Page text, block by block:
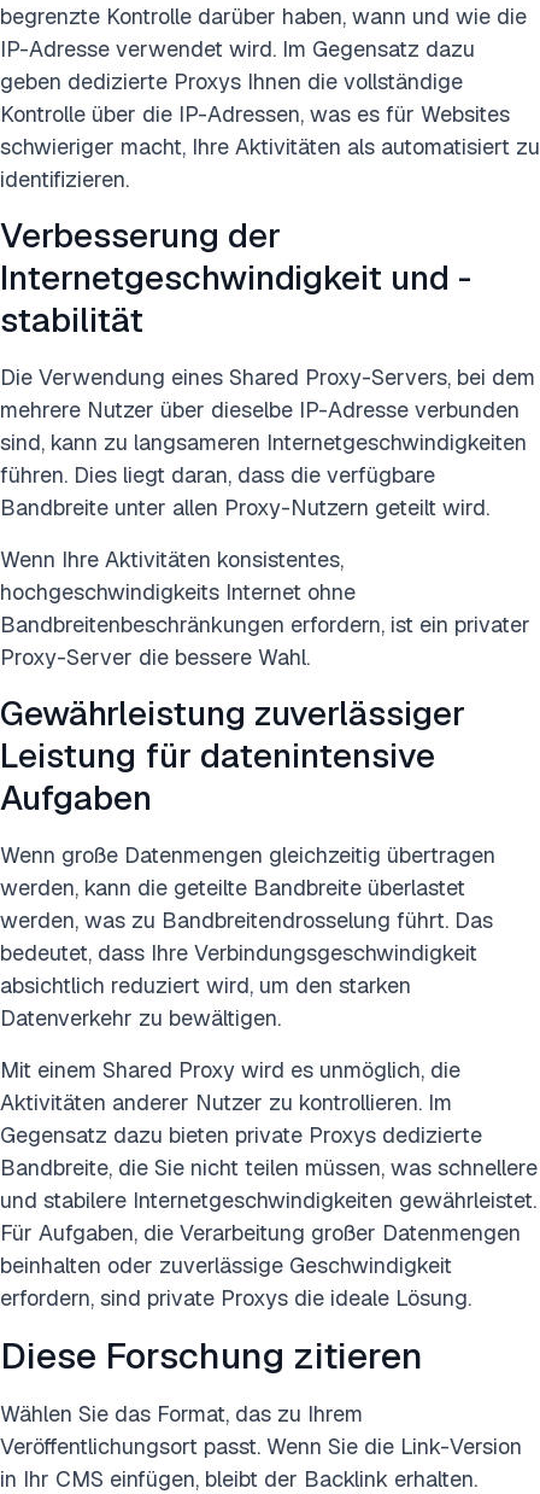
begrenzte Kontrolle darüber haben, wann und wie die
IP-Adresse verwendet wird. Im Gegensatz dazu
geben dedizierte Proxys Ihnen die vollständige
Kontrolle über die IP-Adressen, was es für Websites
schwieriger macht, Ihre Aktivitäten als automatisiert zu
identifizieren.
Verbesserung der
Internetgeschwindigkeit und -
stabilität
Die Verwendung eines Shared Proxy-Servers, bei dem
mehrere Nutzer über dieselbe IP-Adresse verbunden
sind, kann zu langsameren Internetgeschwindigkeiten
führen. Dies liegt daran, dass die verfügbare
Bandbreite unter allen Proxy-Nutzern geteilt wird.
Wenn Ihre Aktivitäten konsistentes,
hochgeschwindigkeits Internet ohne
Bandbreitenbeschränkungen erfordern, ist ein privater
Proxy-Server die bessere Wahl.
Gewährleistung zuverlässiger
Leistung für datenintensive
Aufgaben
Wenn große Datenmengen gleichzeitig übertragen
werden, kann die geteilte Bandbreite überlastet
werden, was zu Bandbreitendrosselung führt. Das
bedeutet, dass Ihre Verbindungsgeschwindigkeit
absichtlich reduziert wird, um den starken
Datenverkehr zu bewältigen.
Mit einem Shared Proxy wird es unmöglich, die
Aktivitäten anderer Nutzer zu kontrollieren. Im
Gegensatz dazu bieten private Proxys dedizierte
Bandbreite, die Sie nicht teilen müssen, was schnellere
und stabilere Internetgeschwindigkeiten gewährleistet.
Für Aufgaben, die Verarbeitung großer Datenmengen
beinhalten oder zuverlässige Geschwindigkeit
erfordern, sind private Proxys die ideale Lösung.
Diese Forschung zitieren
Wählen Sie das Format, das zu Ihrem
Veröffentlichungsort passt. Wenn Sie die Link-Version
in Ihr CMS einfügen, bleibt der Backlink erhalten.